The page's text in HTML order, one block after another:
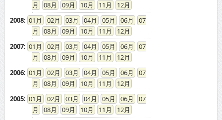
08
09 10 11
12
2008: 01 02 03 04 05 06
07
08
09 10 11
12
2007: 01 02 03 04 05 06
07
08
09 10 11
12
2006: 01 02 03 04 05 06
07
08
09 10 11
12
2005: 01 02 03 04 05 06
07
08
09 10 11
12